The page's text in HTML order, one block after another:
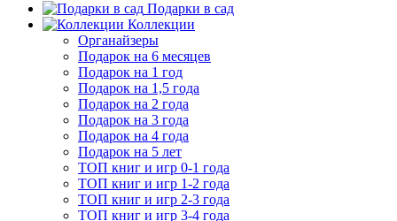
Подарки в сад
Коллекции
Органайзеры
Подарок на 6 месяцев
Подарок на 1 год
Подарок на 1,5 года
Подарок на 2 года
Подарок на 3 года
Подарок на 4 года
Подарок на 5 лет
ТОП книг и игр 0-1 года
ТОП книг и игр 1-2 года
ТОП книг и игр 2-3 года
ТОП книг и игр 3-4 года